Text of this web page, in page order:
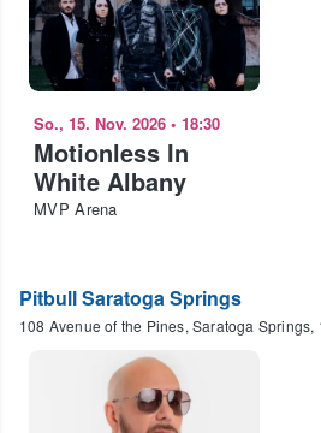
So., 15. Nov. 2026 • 18:30
Motionless In
White Albany
MVP Arena
Pitbull Saratoga Springs
108 Avenue of the Pines, Saratoga Springs,